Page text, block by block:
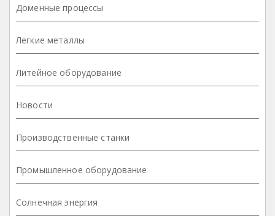
Доменные процессы
Легкие металлы
Литейное оборудование
Новости
Производственные станки
Промышленное оборудование
Солнечная энергия